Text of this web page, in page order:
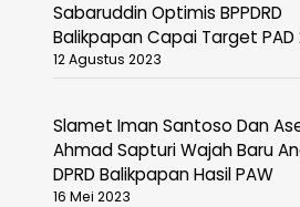
Sabaruddin Optimis BPPDRD
Balikpapan Capai Target PAD
12 Agustus 2023
Slamet Iman Santoso Dan
Ahmad Sapturi Wajah Baru
DPRD Balikpapan Hasil PAW
16 Mei 2023